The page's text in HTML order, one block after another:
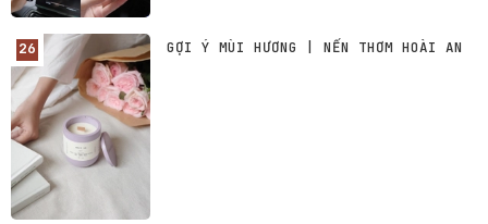
GỢI Ý MÙI HƯƠNG | NẾN THƠM HOÀI AN